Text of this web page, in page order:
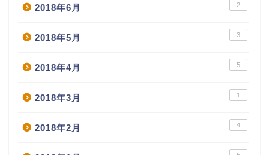
2018年6月 2
2018年5月 3
2018年4月 5
2018年3月 1
2018年2月 4